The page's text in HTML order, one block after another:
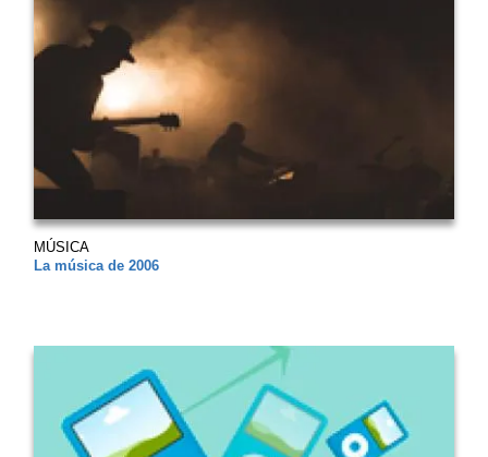
MÚSICA
La música de 2006